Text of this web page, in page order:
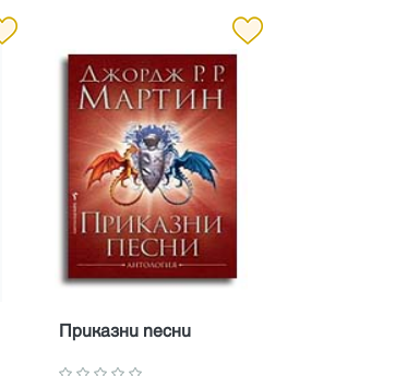
Приказни песни